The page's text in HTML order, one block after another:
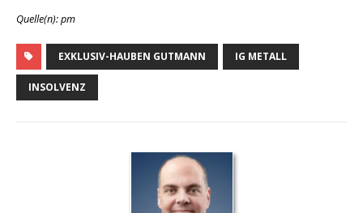
Quelle(n): pm
EXKLUSIV-HAUBEN GUTMANN IG METALL
INSOLVENZ